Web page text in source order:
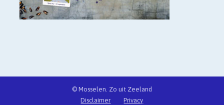
© Mosselen. Zo uit Zeeland
Disclaimer
Privacy